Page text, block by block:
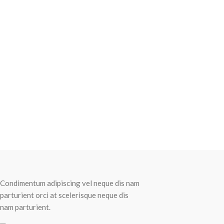
Condimentum adipiscing vel neque dis nam
parturient orci at scelerisque neque dis
nam parturient.